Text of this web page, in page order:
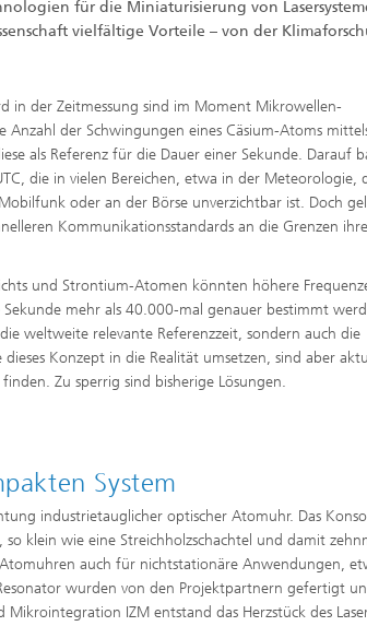
für die Miniaturisierung von
vielfältige Vorteile – von der
in der Zeitmessung sind im Moment Mikrowellen-
Anzahl der Schwingungen eines Cäsium-Atoms
als Referenz für die Dauer einer Sekunde. Darauf
die in vielen Bereichen, etwa in der Meteorologie,
oder an der Börse unverzichtbar ist. Doch
Kommunikationsstandards an die Grenzen
und Strontium-Atomen könnten höhere
mehr als 40.000-mal genauer bestimmt
weltweite relevante Referenzzeit, sondern auch die
Konzept in die Realität umsetzen, sind aber
Zu sperrig sind bisherige Lösungen.
System
industrietauglicher optischer Atomuhr. Das
klein wie eine Streichholzschachtel und damit
auch für nichtstationäre Anwendungen,
wurden von den Projektpartnern gefertigt
IZM entstand das Herzstück des